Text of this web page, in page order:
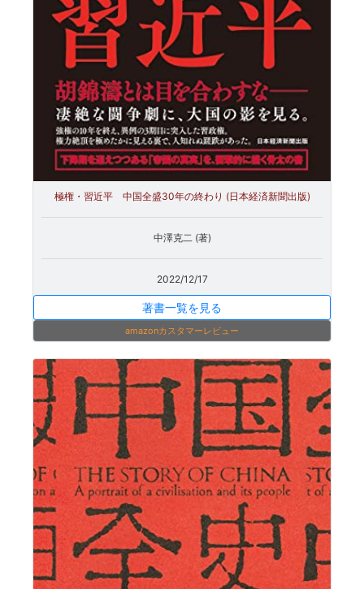
極権・習近平 中国全盛30年の終わり (日本経済新聞出版)
中澤克二 (著)
2022/12/17
著書一覧を見る
amazonカスタマーレビュー